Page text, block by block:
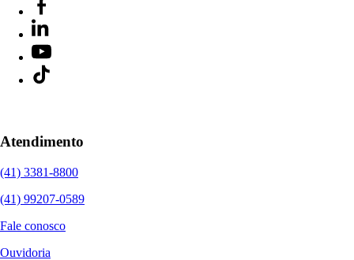
Atendimento
(41) 3381-8800
(41) 99207-0589
Fale conosco
Ouvidoria